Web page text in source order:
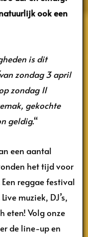
ook een
is dit
zondag 3 april
zondag 11
gekochte
geldig.“
een aantal
het tijd voor
reggae festival
muziek, DJ’s,
eten! Volg onze
de line-up en